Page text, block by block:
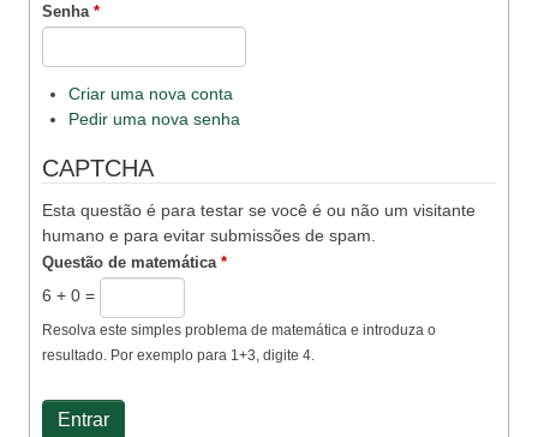
Senha *
Criar uma nova conta
Pedir uma nova senha
CAPTCHA
Esta questão é para testar se você é ou não um visitante
humano e para evitar submissões de spam.
Questão de matemática *
6 + 0 =
Resolva este simples problema de matemática e introduza o
resultado. Por exemplo para 1+3, digite 4.